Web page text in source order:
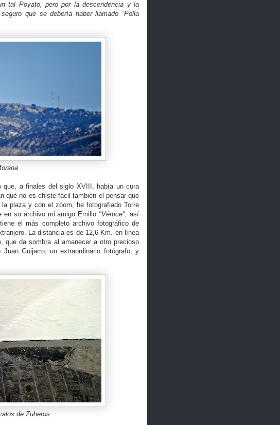
tal Poyato, pero por la descendencia y la
que se debería haber llamado “Polla
que, a finales del siglo XVIII, había un cura
qué no es chiste fácil también el pensar que
plaza y con el zoom, he fotografiado Torre
en su archivo mi amigo Emilio "Vértice", así
el más completo archivo fotográfico de
La distancia es de 12,6 Km. en línea
da sombra al amanecer a otro precioso
Guijarro, un extraordinario fotógrafo, y
de Zuheros